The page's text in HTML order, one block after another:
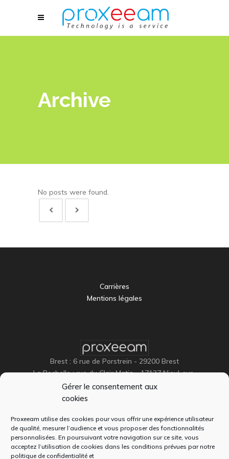
Gérer le consentement aux
cookies
Proxeeam utilise des cookies pour vous offrir une expérience utilisateur
de qualité, mesurer l’audience et vous proposer des fonctionnalités
personnalisées. En poursuivant votre navigation sur ce site, vous
acceptez l’utilisation de cookies dans les conditions prévues par notre
politique de confidentialité et
Archive
No posts were found.
Carrières
Mentions légales
Brest : 6 rue de Porstrein - 29200 Brest
La Rochelle : rue du Clair Matin - 17137 Nieul-sur-
Mer
Paris (siège) : 47 rue Berger 75001 PARIS
+33 (0)2 98 46 46 44